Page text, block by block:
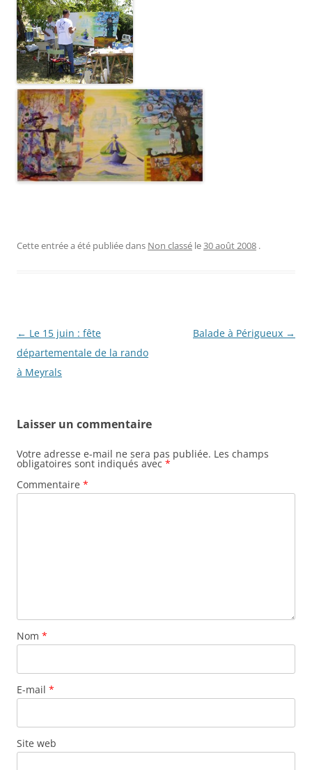
Cette entrée a été publiée dans Non classé le30 août 2008 .
Navigation
des
articles
← Le 15 juin : fête
départementale de la rando
à Meyrals
Balade à Périgueux →
Laisser un commentaire
Votre adresse e-mail ne sera pas publiée. Les champs
obligatoires sont indiqués avec *
Commentaire *
Nom *
E-mail *
Site web